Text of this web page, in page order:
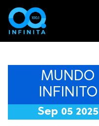
MUNDO
INFINITO
Sep 05 2025